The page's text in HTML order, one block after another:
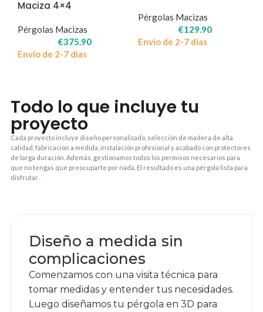
Maciza 4×4
Pérgolas Macizas
€375.90
Envio de 2-7 dias
Pérgolas Macizas
€129.90
Envio de 2-7 dias
Todo lo que incluye tu
proyecto
Cada proyecto incluye diseño personalizado, selección de madera de alta
calidad, fabricación a medida, instalación profesional y acabado con protectores
de larga duración. Además, gestionamos todos los permisos necesarios para
que no tengas que preocuparte por nada. El resultado es una pérgola lista para
disfrutar .
Diseño a medida sin
complicaciones
Comenzamos con una visita técnica para
tomar medidas y entender tus necesidades.
Luego diseñamos tu pérgola en 3D para